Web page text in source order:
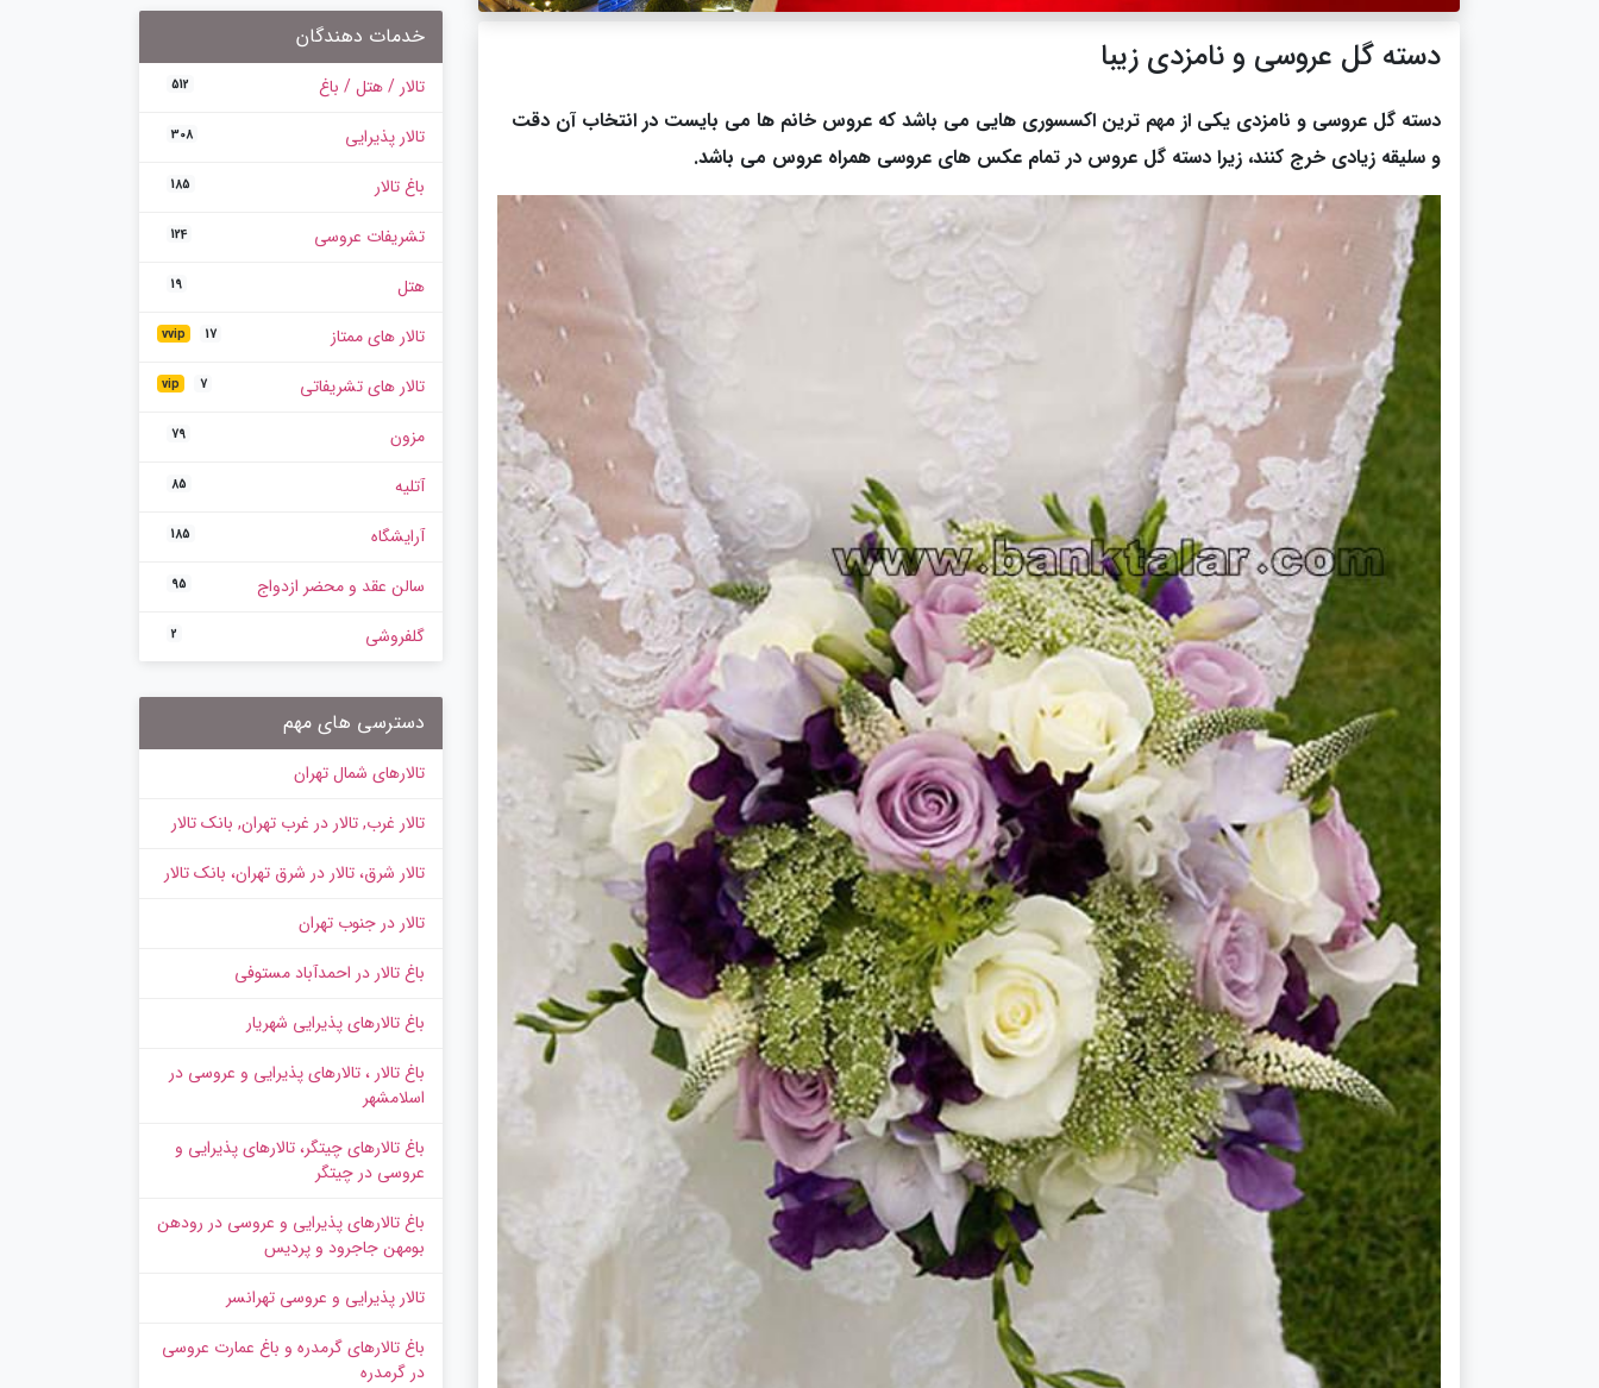
دسته گل عروسی و نامزدی زیبا
دسته گل عروسی و نامزدی یکی از مهم ترین اکسسوری هایی می باشد که عروس خانم ها می بایست در انتخاب آن دقت
و سلیقه زیادی خرج کنند، زیرا دسته گل عروس در تمام عکس های عروسی همراه عروس می باشد.
خدمات دهندگان
تالار / هتل / باغ 512
تالار پذیرایی 308
باغ تالار 185
تشریفات عروسی 124
هتل 19
تالار های ممتاز vvip 17
تالار های تشریفاتی vip 7
مزون 79
آتلیه 85
آرایشگاه 185
سالن عقد و محضر ازدواج 95
گلفروشی 2
دسترسی های مهم
تالارهای شمال تهران
تالار غرب, تالار در غرب تهران, بانک تالار
تالار شرق، تالار در شرق تهران، بانک تالار
تالار در جنوب تهران
باغ تالار در احمدآباد مستوفی
باغ تالارهای پذیرایی شهریار
باغ تالار ، تالارهای پذیرایی و عروسی در
اسلامشهر
باغ تالارهای چیتگر، تالارهای پذیرایی و
عروسی در چیتگر
باغ تالارهای پذیرایی و عروسی در رودهن
بومهن جاجرود و پردیس
تالار پذیرایی و عروسی تهرانسر
باغ تالارهای گرمدره و باغ عمارت عروسی
در گرمدره